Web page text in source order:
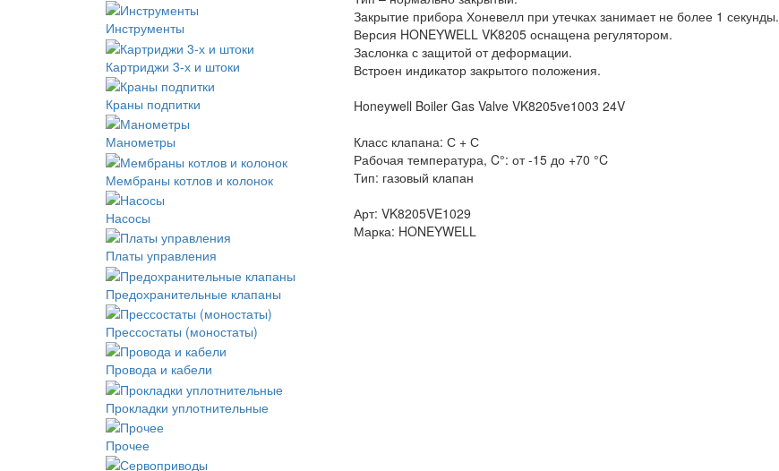
Инструменты
Картриджи 3-х и штоки
Краны подпитки
Манометры
Мембраны котлов и колонок
Насосы
Платы управления
Предохранительные клапаны
Прессостаты (моностаты)
Провода и кабели
Прокладки уплотнительные
Прочее
Закрытие прибора Хоневелл при утечках занимает не более 1 секунды.
Версия HONEYWELL VK8205 оснащена регулятором.
Заслонка с защитой от деформации.
Встроен индикатор закрытого положения.
Honeywell Boiler Gas Valve VK8205ve1003 24V
Класс клапана: С + С
Рабочая температура, C°: от -15 до +70 °C
Тип: газовый клапан
Арт: VK8205VE1029
Марка: HONEYWELL